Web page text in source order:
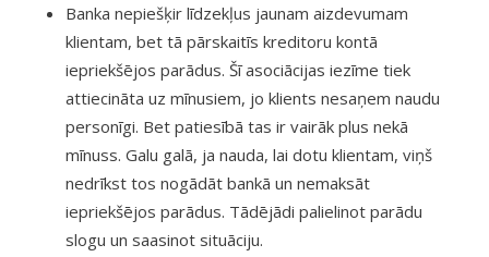
Banka nepiešķir līdzekļus jaunam aizdevumam
klientam, bet tā pārskaitīs kreditoru kontā
iepriekšējos parādus. Šī asociācijas iezīme tiek
attiecināta uz mīnusiem, jo ​​klients nesaņem naudu
personīgi. Bet patiesībā tas ir vairāk plus nekā
mīnuss. Galu galā, ja nauda, ​​lai dotu klientam, viņš
nedrīkst tos nogādāt bankā un nemaksāt
iepriekšējos parādus. Tādējādi palielinot parādu
slogu un saasinot situāciju.